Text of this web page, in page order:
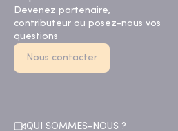
Devenez partenaire,
contributeur ou posez-nous vos
questions
Nous contacter
QUI SOMMES-NOUS ?